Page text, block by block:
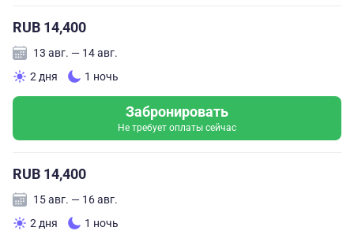
RUB 14,400
13 авг. — 14 авг.
2 дня
1 ночь
Забронировать
Не требует оплаты сейчас
RUB 14,400
15 авг. — 16 авг.
2 дня
1 ночь